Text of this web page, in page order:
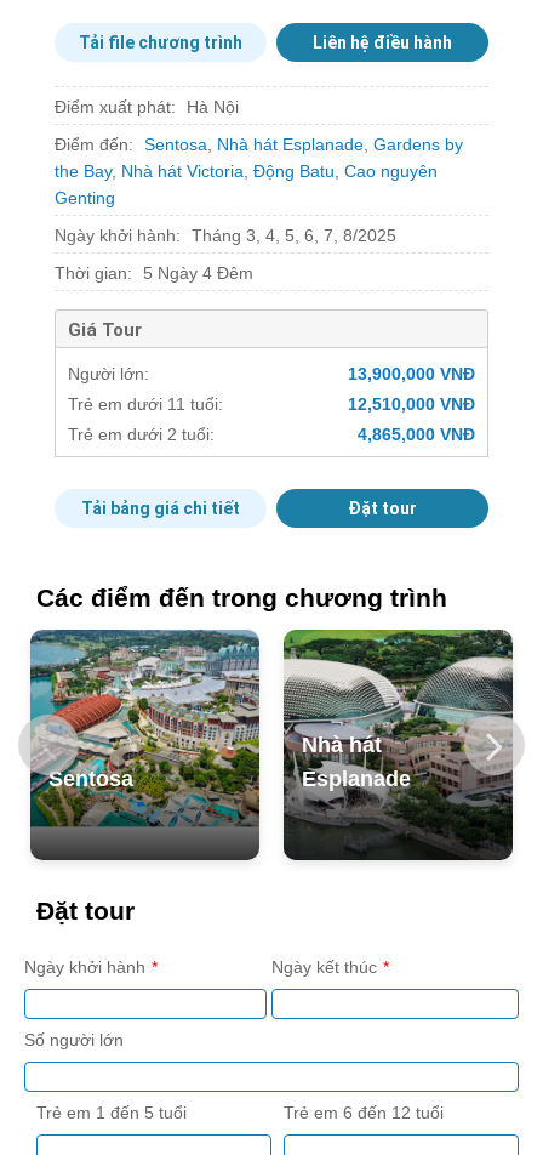
Tải file chương trình Liên hệ điều hành
Điểm xuất phát:
Hà Nội
Điểm đến:
Sentosa Nhà hát Esplanade Gardens by
the Bay, Nhà hát Victoria Động Batu Cao nguyên
Genting
Ngày khởi hành:
Tháng 3, 4, 5, 6, 7, 8/2025
Thời gian:
5 Ngày 4 Đêm
Giá Tour
Người lớn:
13,900,000 VNĐ
Trẻ em dưới 11 tuổi:
12,510,000 VNĐ
Trẻ em dưới 2 tuổi:
4,865,000 VNĐ
Tải bảng giá chi tiết Đặt tour
Các điểm đến trong chương trình
Sentosa
Nhà hát
Esplanade
Đặt tour
Ngày khởi hành Ngày kết thúc
Số người lớn
Trẻ em 1 đến 5 tuổi Trẻ em 6 đến 12 tuổi